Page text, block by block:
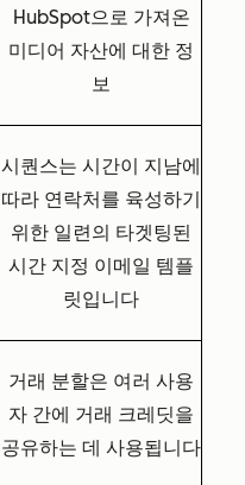
HubSpot으로 가져온
미디어 자산에 대한 정
보
시퀀스는 시간이 지남에
따라 연락처를 육성하기
위한 일련의 타겟팅된
시간 지정 이메일 템플
릿입니다
거래 분할은 여러 사용
자 간에 거래 크레딧을
공유하는 데 사용됩니다